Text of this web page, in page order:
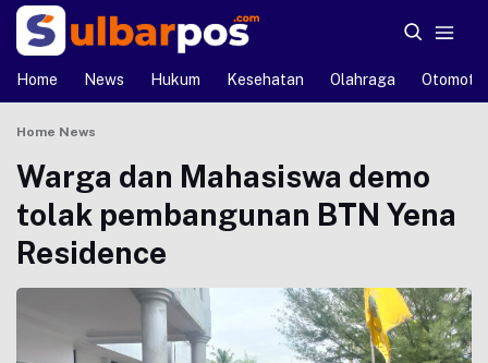
Home News Hukum Kesehatan Olahraga Otomotif
Home News
Warga dan Mahasiswa demo
tolak pembangunan BTN Yena
Residence